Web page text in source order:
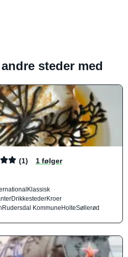
steder med
(1) 1 følger
Klassisk
DrikkestederKroer
Rudersdal KommuneHolteSøllerød